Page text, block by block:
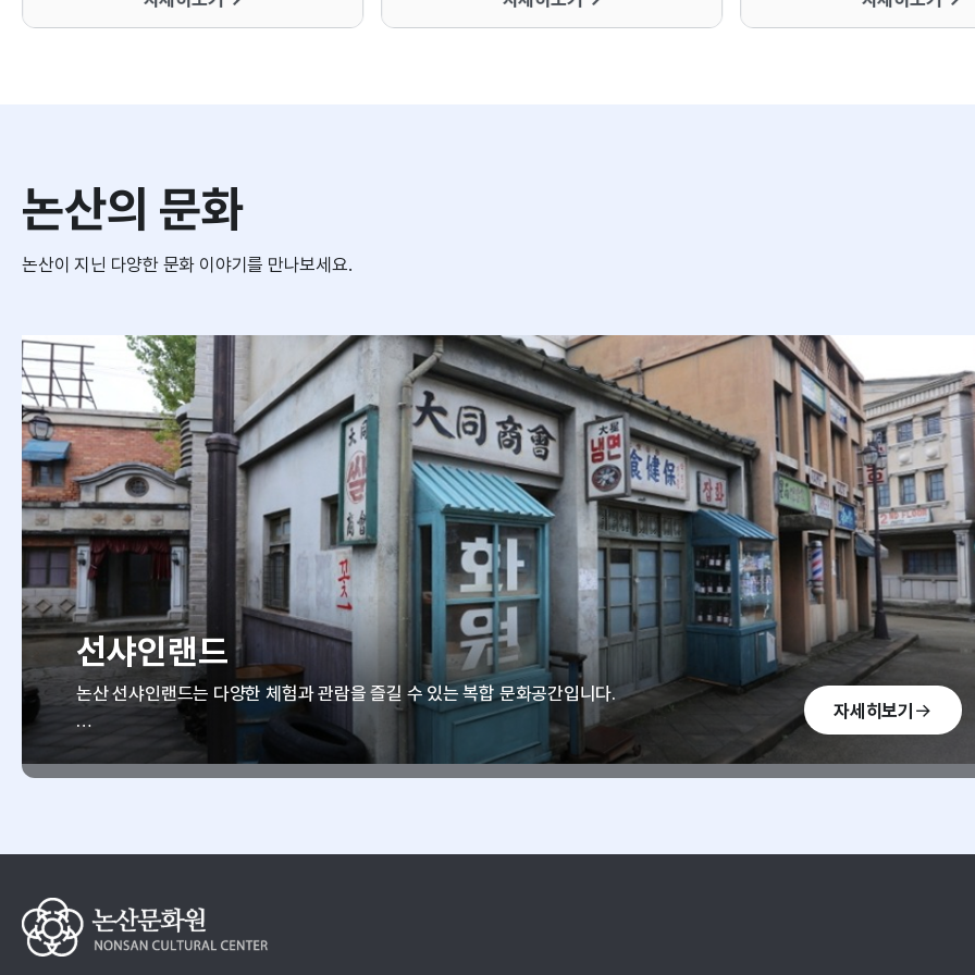
논산의 문화
논산이 지닌 다양한 문화 이야기를 만나보세요.
선샤인랜드
논산 선샤인랜드는 다양한 체험과 관람을 즐길 수 있는 복합 문화공간입니다.
이곳은 서바이벌체험장, 밀리터리체험관, 선샤인 스튜디오, 1950 스튜디오 등 네 가지 구역으로 구성
되어 있으며,
는 역사의 현장을 체험할 수 있는 특별한 기회를 제공하고 있으며,
바로 인근에는 국내 최초의 민관합작 드라마 테마파크로, 1900년대 초반 개화기 시대를 재현한 선샤
자세히보기